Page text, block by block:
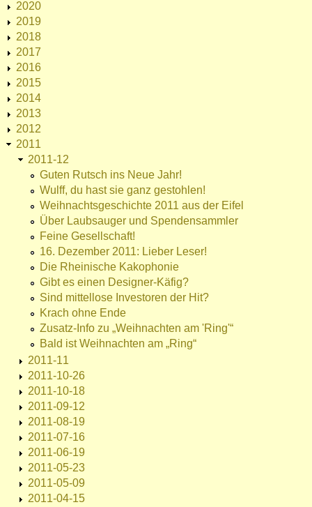
2020
2019
2018
2017
2016
2015
2014
2013
2012
2011
2011-12
Guten Rutsch ins Neue Jahr!
Wulff, du hast sie ganz gestohlen!
Weihnachtsgeschichte 2011 aus der Eifel
Über Laubsauger und Spendensammler
Feine Gesellschaft!
16. Dezember 2011: Lieber Leser!
Die Rheinische Kakophonie
Gibt es einen Designer-Käfig?
Sind mittellose Investoren der Hit?
Krach ohne Ende
Zusatz-Info zu „Weihnachten am 'Ring'“
Bald ist Weihnachten am „Ring“
2011-11
2011-10-26
2011-10-18
2011-09-12
2011-08-19
2011-07-16
2011-06-19
2011-05-23
2011-05-09
2011-04-15